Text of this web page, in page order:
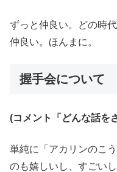
ずっと仲良い。どの時
仲良い。ほんまに。
握手会について
(コメント「どんな話を
単純に「アカリンのこ
のも嬉しいし、すごい